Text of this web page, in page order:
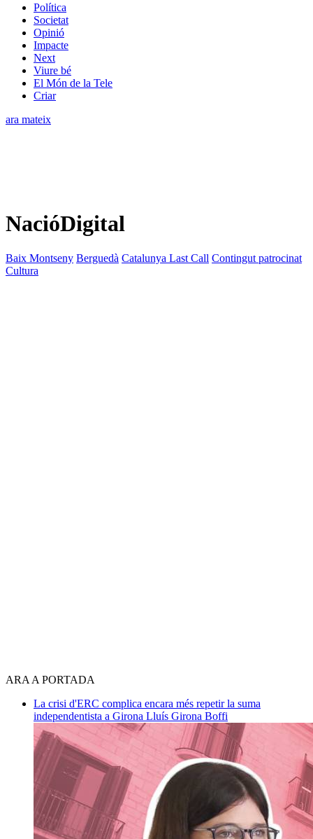
Política
Societat
Opinió
Impacte
Next
Viure bé
El Món de la Tele
Criar
ara mateix
NacióDigital
Baix Montseny Berguedà Catalunya Last Call Contingut patrocinat
Cultura
ARA A PORTADA
La crisi d'ERC complica encara més repetir la suma
independentista a Girona Lluís Girona Boffi